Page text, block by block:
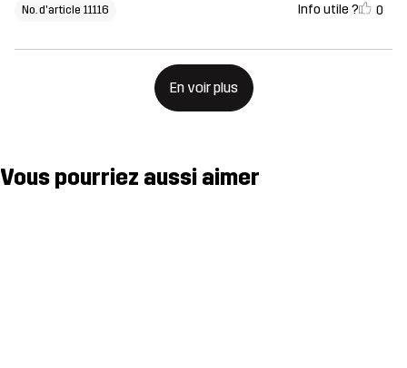
No. d'article 11116 Info utile ? 0
En voir plus
Vous pourriez aussi aimer